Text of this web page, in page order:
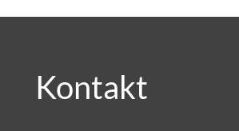
Kontakt